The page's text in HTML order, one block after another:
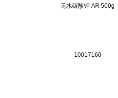
无水碳酸钾 AR 500g
10017160